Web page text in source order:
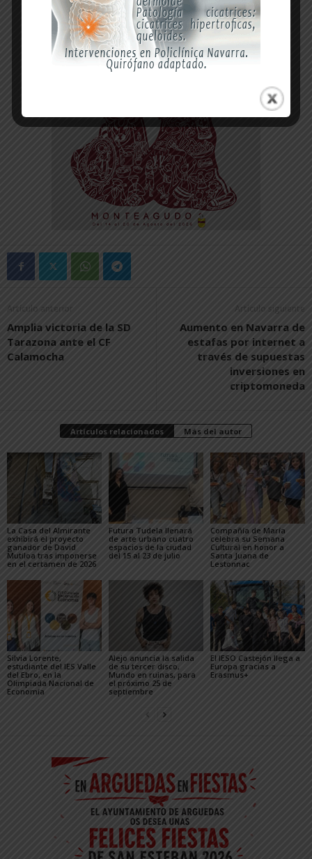
Artículo anterior
Amplia victoria de la SD
Tarazona ante el CF
Calamocha
Artículo siguiente
Aumento en Navarra de
estafas por internet a
través de supuestas
inversiones en
criptomoneda
Artículos relacionados Más del autor
La Casa del Almirante
exhibirá el proyecto
ganador de David
Mutiloa tras imponerse
en el certamen de 2026
Futura Tudela llenará
de arte urbano cuatro
espacios de la ciudad
del 15 al 23 de julio
Compañía de María
celebra su Semana
Cultural en honor a
Santa Juana de
Lestonnac
Silvia Lorente,
estudiante del IES Valle
del Ebro, en la
Olimpiada Nacional de
Economía
Alejo anuncia la salida
de su tercer disco,
Mundo en ruinas, para
el próximo 25 de
septiembre
El IESO Castejón llega a
Europa gracias a
Erasmus+